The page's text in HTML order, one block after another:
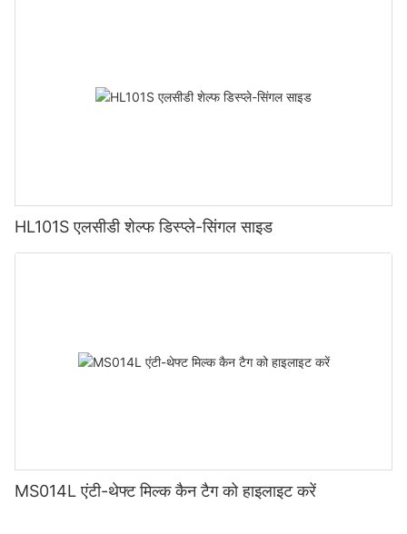
HL101S एलसीडी शेल्फ डिस्प्ले-सिंगल साइड
MS014L एंटी-थेफ्ट मिल्क कैन टैग को हाइलाइट करें